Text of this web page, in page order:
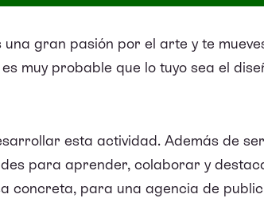
gran pasión por el arte y te
muy probable que lo tuyo sea el
esta actividad. Además de
para aprender, colaborar y
concreta, para una agencia de